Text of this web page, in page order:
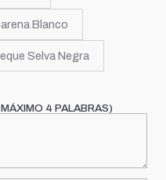
Blanco
Selva Negra
4 PALABRAS)